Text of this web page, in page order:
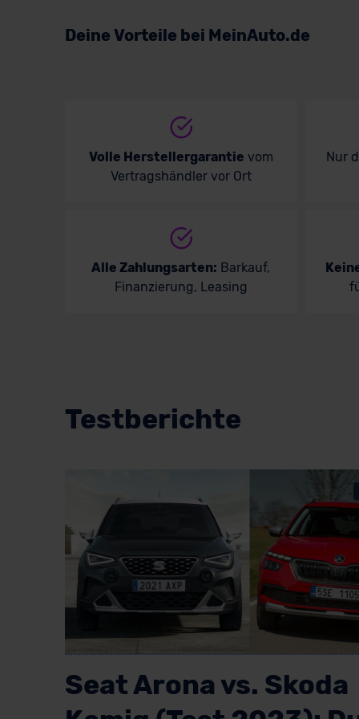
Volvo
Deine Vorteile bei MeinAuto.de
Volle Herstellergarantie vom
Vertragshändler vor Ort
Nur
Alle Zahlungsarten: Barkauf,
Finanzierung, Leasing
Testberichte
Seat Arona vs. Skoda